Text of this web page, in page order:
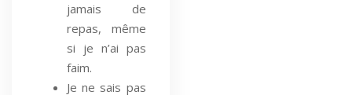
jamais de
repas, même
si je n’ai pas
faim.
Je ne sais pas